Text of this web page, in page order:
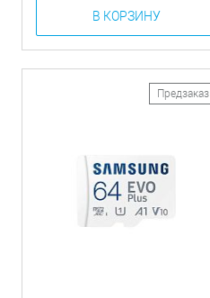
В КОРЗИНУ
Предзаказ